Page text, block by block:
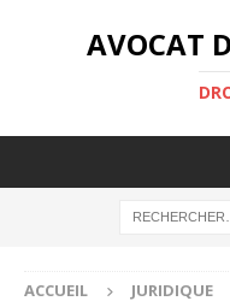
AVOCAT
ACCUEIL JURIDIQUE